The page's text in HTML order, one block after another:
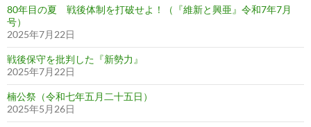
80年目の夏 戦後体制を打破せよ！（『維新と興亜』令和7年7月
号）
2025年7月22日
戦後保守を批判した『新勢力』
2025年7月22日
楠公祭（令和七年五月二十五日）
2025年5月26日